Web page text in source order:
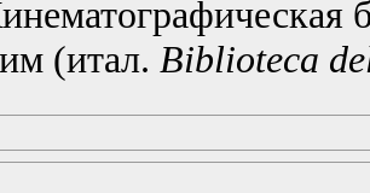
(итал. Biblioteca